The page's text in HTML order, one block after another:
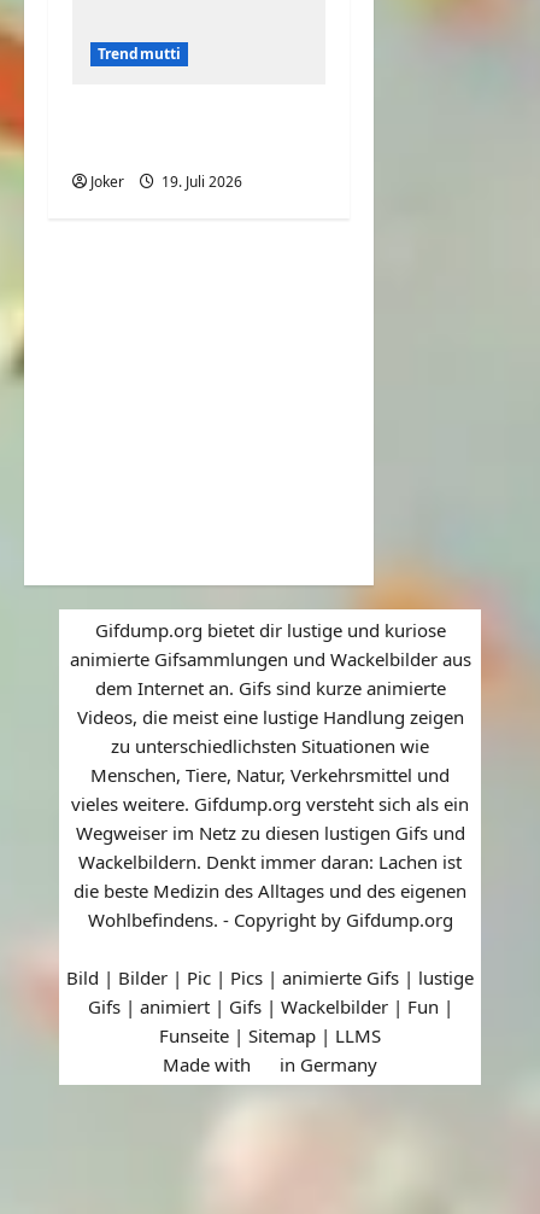
Trendmutti
Joker 19. Juli 2026
Gifdump.org bietet dir lustige und kuriose
animierte Gifsammlungen und Wackelbilder aus
dem Internet an. Gifs sind kurze animierte
Videos, die meist eine lustige Handlung zeigen
zu unterschiedlichsten Situationen wie
Menschen, Tiere, Natur, Verkehrsmittel und
vieles weitere. Gifdump.org versteht sich als ein
Wegweiser im Netz zu diesen lustigen Gifs und
Wackelbildern. Denkt immer daran: Lachen ist
die beste Medizin des Alltages und des eigenen
Wohlbefindens. - Copyright by Gifdump.org
Bild | Bilder | Pic | Pics | animierte Gifs | lustige
Gifs | animiert | Gifs | Wackelbilder | Fun |
Funseite | Sitemap | LLMS
Made with
in Germany